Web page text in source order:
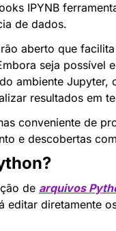
IPYNB
de dados.
aberto que
seja possível
ambiente Jupyter,
resultados em
conveniente de
e descobertas
de arquivos
editar diretamente